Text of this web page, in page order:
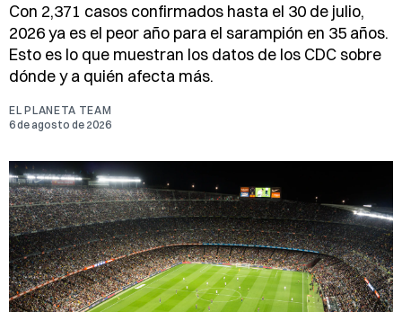
Con 2,371 casos confirmados hasta el 30 de julio,
2026 ya es el peor año para el sarampión en 35 años.
Esto es lo que muestran los datos de los CDC sobre
dónde y a quién afecta más.
EL PLANETA TEAM
6 de agosto de 2026